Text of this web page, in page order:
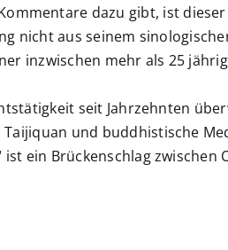
dazu gibt, ist
nicht aus seinem
inzwischen mehr als 25
seit Jahrzehnten
und buddhistische
ist ein Brückenschlag